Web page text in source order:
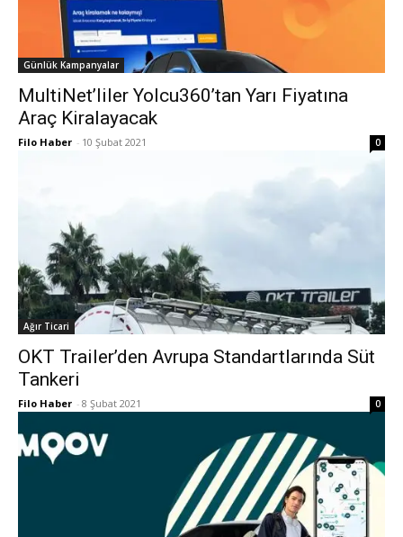
Günlük Kampanyalar
MultiNet’liler Yolcu360’tan Yarı Fiyatına
Araç Kiralayacak
Filo Haber - 10 Şubat 2021 0
Ağır Ticari
OKT Trailer’den Avrupa Standartlarında Süt
Tankeri
Filo Haber - 8 Şubat 2021 0